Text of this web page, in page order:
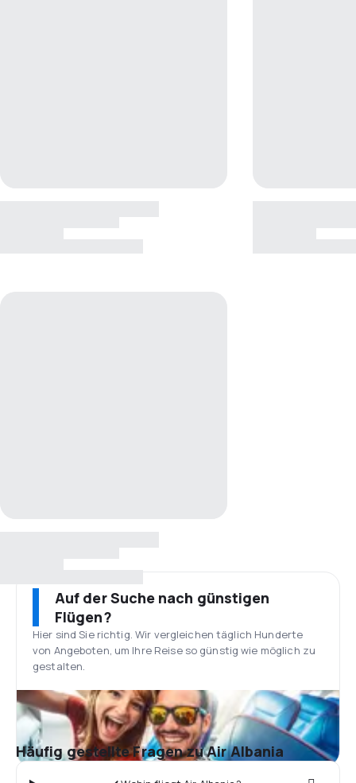
Auf der Suche nach günstigen
Flügen?
Hier sind Sie richtig. Wir vergleichen täglich Hunderte
von Angeboten, um Ihre Reise so günstig wie möglich zu
gestalten.
Häufig gestellte Fragen zu Air Albania